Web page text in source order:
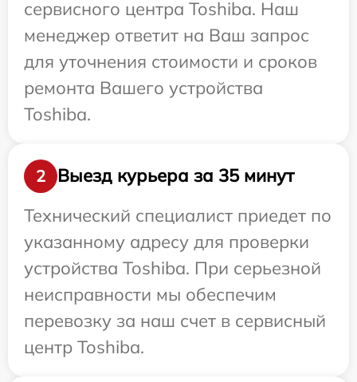
сервисного центра Toshiba. Наш
менеджер ответит на Ваш запрос
для уточнения стоимости и сроков
ремонта Вашего устройства
Toshiba.
2
Выезд курьера за 35 минут
Технический специалист приедет по
указанному адресу для проверки
устройства Toshiba. При серьезной
неисправности мы обеспечим
перевозку за наш счет в сервисный
центр Toshiba.